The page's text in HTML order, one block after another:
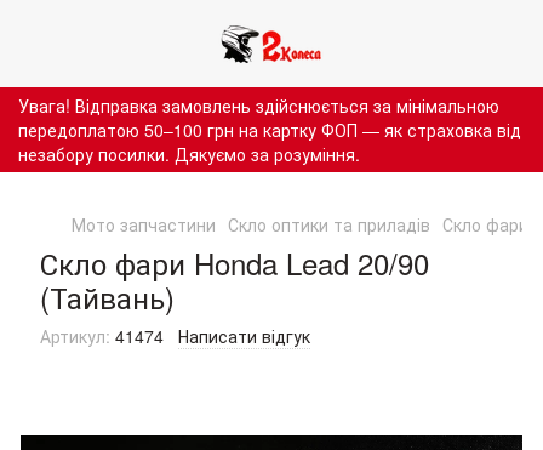
Увага! Відправка замовлень здійснюється за мінімальною
передоплатою 50–100 грн на картку ФОП — як страховка від
незабору посилки. Дякуємо за розуміння.
Мото запчастини Скло оптики та приладів Скло фари
Скло фари Honda Lead 20/90
(Тайвань)
Артикул: 41474 Написати відгук